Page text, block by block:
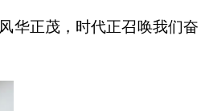
华正茂，时代正召唤我们奋